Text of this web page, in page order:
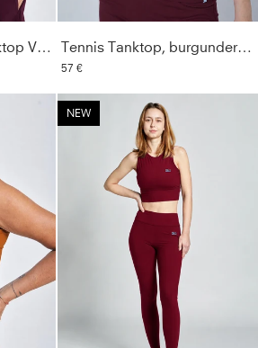
Tennis Loose Fit Tanktop V-Neck, burgunder rot Tennis Tanktop, burgunder rot
57 €
NEW